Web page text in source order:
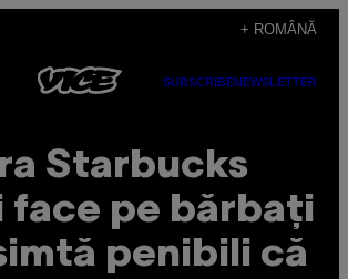
+ ROMÂNĂ
SUBSCRIBENEWSLETTER
Starbucks
face pe bărbați
penibili că